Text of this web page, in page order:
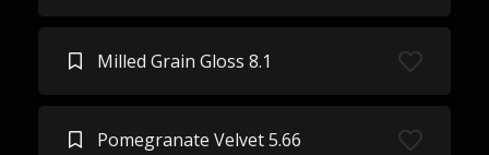
Milled Grain Gloss 8.1
Pomegranate Velvet 5.66